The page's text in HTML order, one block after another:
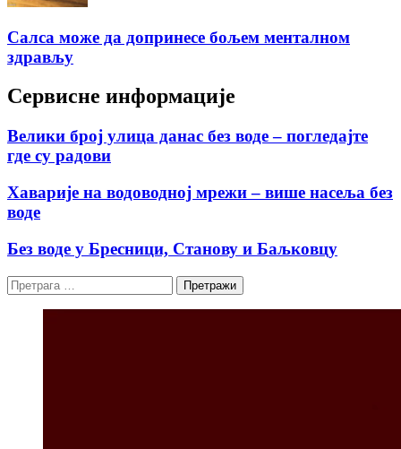
Салса може да допринесе бољем менталном
здрављу
Сервисне информације
Велики број улица данас без воде – погледајте
где су радови
Хаварије на водоводној мрежи – више насеља без
воде
Без воде у Бресници, Станову и Баљковцу
Претрага
за: